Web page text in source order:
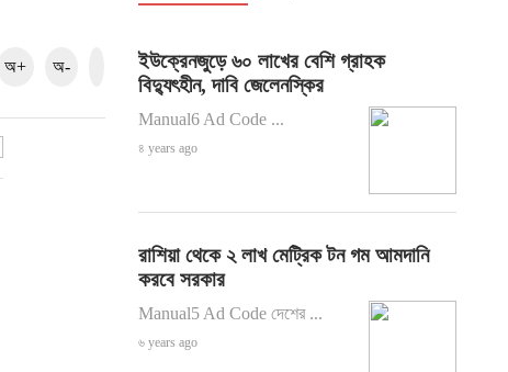
অ+ অ-
ইউক্রেনজুড়ে ৬০ লাখের বেশি গ্রাহক
বিদ্যুৎহীন, দাবি জেলেনস্কির
Manual6 Ad Code ...
৪ years ago
রাশিয়া থেকে ২ লাখ মেট্রিক টন গম আমদানি
করবে সরকার
Manual5 Ad Code দেশের ...
৬ years ago